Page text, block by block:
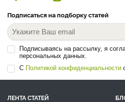
Подписаться на подборку статей
Подписываясь на рассылку, я
персональных данных.
С Политикой конфиденциальности
ЛЕНТА СТАТЕЙ